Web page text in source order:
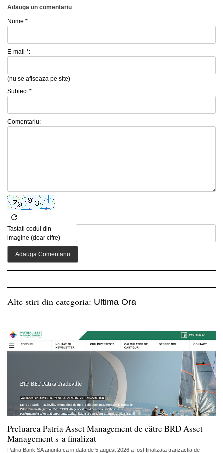
Adauga un comentariu
Nume *:
E-mail *:
(nu se afiseaza pe site)
Subiect *:
Comentariu:
Tastati codul din
imagine (doar cifre)
Alte stiri din categoria: Ultima Ora
Preluarea Patria Asset Management de către BRD Asset
Management s-a finalizat
Patria Bank SA anunta ca in data de 5 august 2026 a fost finalizata tranzactia de